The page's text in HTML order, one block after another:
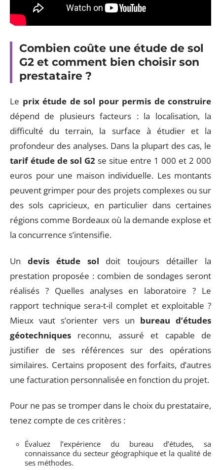
Combien coûte une étude de sol
G2 et comment bien choisir son
prestataire ?
Le prix étude de sol pour permis de construire
dépend de plusieurs facteurs : la localisation, la
difficulté du terrain, la surface à étudier et la
profondeur des analyses. Dans la plupart des cas, le
tarif étude de sol G2 se situe entre 1 000 et 2 000
euros pour une maison individuelle. Les montants
peuvent grimper pour des projets complexes ou sur
des sols capricieux, en particulier dans certaines
régions comme Bordeaux où la demande explose et
la concurrence s’intensifie.
Un devis étude sol doit toujours détailler la
prestation proposée : combien de sondages seront
réalisés ? Quelles analyses en laboratoire ? Le
rapport technique sera-t-il complet et exploitable ?
Mieux vaut s’orienter vers un bureau d’études
géotechniques reconnu, assuré et capable de
justifier de ses références sur des opérations
similaires. Certains proposent des forfaits, d’autres
une facturation personnalisée en fonction du projet.
Pour ne pas se tromper dans le choix du prestataire,
tenez compte de ces critères :
Évaluez l’expérience du bureau d’études, sa
connaissance du secteur géographique et la qualité de
ses méthodes.